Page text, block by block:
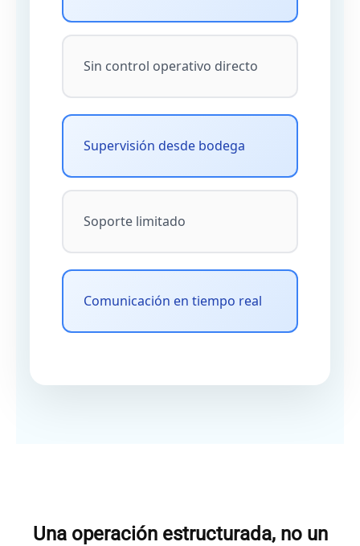
Sin control operativo directo
Supervisión desde bodega
Soporte limitado
Comunicación en tiempo real
Una operación estructurada, no un